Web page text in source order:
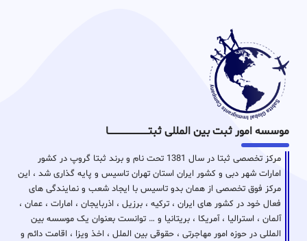
موسسه امور ثبت بین المللی ثبتـــــــــــــــــــــــــــــا
مرکز تخصصی ثبتا در سال 1381 تحت نام و برند ثبتا گروپ در کشور
امارات شهر دبی و کشور ایران استان تهران تاسیس و پایه گذاری شد ، این
مرکز فوق تخصصی از همان بدو تاسیس با ایجاد شعب و نمایندگی های
فعال خود در کشور های ایران ، ترکیه ، برزیل ، اذربایجان ، امارات ، عمان ،
آلمان ، استرالیا ، آمریکا ، بریتانیا و … توانست بعنوان یک موسسه بین
المللی در حوزه امور مهاجرتی ، حقوقی بین الملل ، اخذ ویزا ، اقامت دائم و